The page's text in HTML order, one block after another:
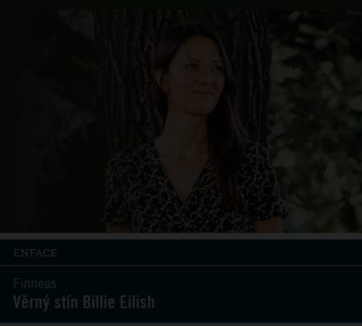
ENFACE
Finneas
Věrný stín Billie Eilish